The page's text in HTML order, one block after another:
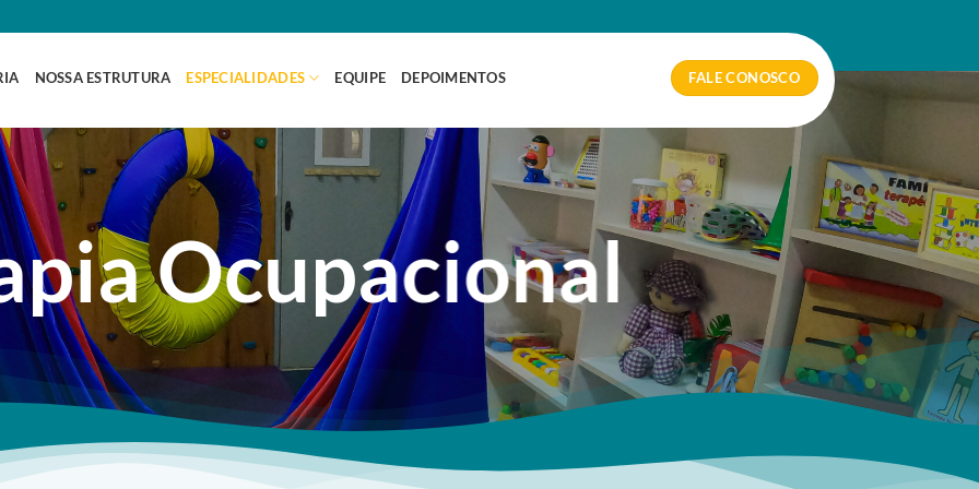
NOSSA ESTRUTURA ESPECIALIDADES EQUIPE DEPOIMENTOS FALE CONOSCO
Ocupacional